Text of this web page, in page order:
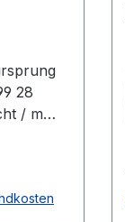
28
/ m
grün
2mm =